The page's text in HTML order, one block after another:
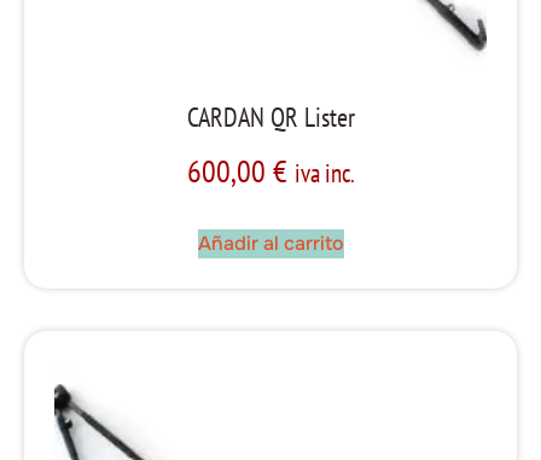
CARDAN QR Lister
600,00 € iva inc.
Añadir al carrito